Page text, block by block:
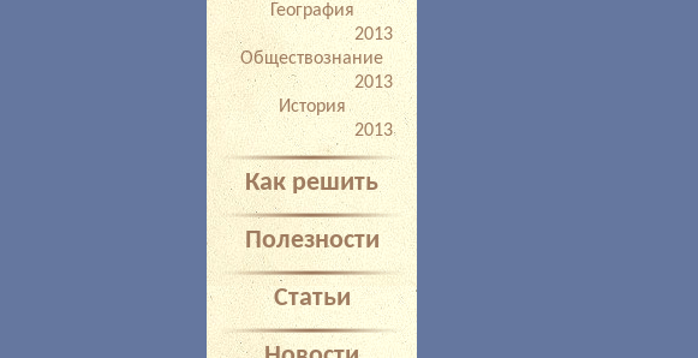
География
2013
Обществознание
2013
История
2013
Как решить
Полезности
Статьи